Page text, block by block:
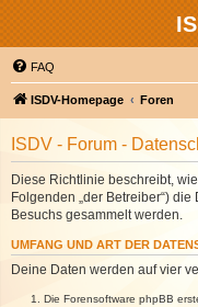
FAQ
ISDV-Homepage Foren
ISDV - Forum -
Diese Richtlinie beschreibt, wie
Folgenden „der Betreiber“)
Besuchs gesammelt werden.
UMFANG UND ART DER
Deine Daten werden auf vier
Die Forensoftware phpBB